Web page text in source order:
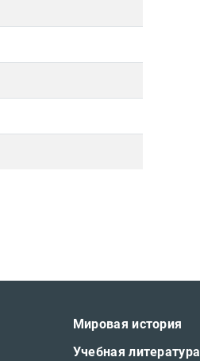
Мировая история
Учебная литература